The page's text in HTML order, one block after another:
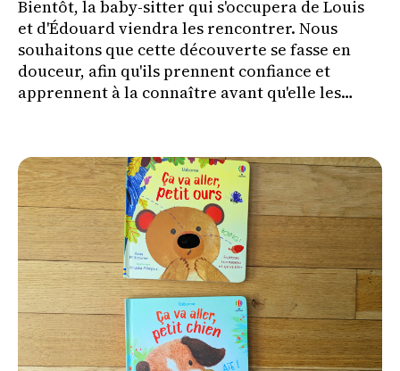
Bientôt, la baby-sitter qui s'occupera de Louis
et d'Édouard viendra les rencontrer. Nous
souhaitons que cette découverte se fasse en
douceur, afin qu'ils prennent confiance et
apprennent à la connaître avant qu'elle les